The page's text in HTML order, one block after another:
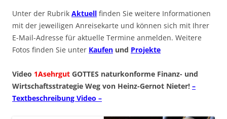
Unter der Rubrik Aktuell finden Sie weitere Informationen
mit der jeweiligen Anreisekarte und können sich mit Ihrer
E-Mail-Adresse für aktuelle Termine anmelden. Weitere
Fotos finden Sie unter Kaufen und Projekte
Video 1Asehrgut GOTTES naturkonforme Finanz- und
Wirtschaftsstrategie Weg von Heinz-Gernot Nieter! –
Textbeschreibung Video –